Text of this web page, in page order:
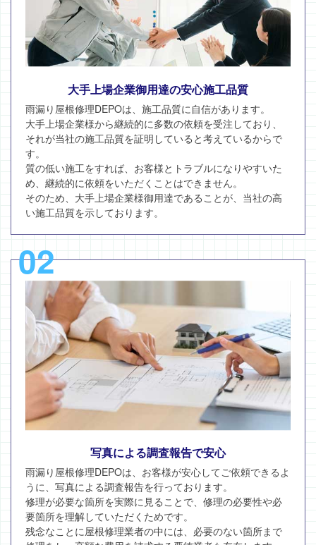
大手上場企業御用達の安心施工品質
雨漏り屋根修理DEPOは、施工品質に自信があります。
大手上場企業様から継続的に多数の依頼を受注しており、
それが当社の施工品質を証明していると考えているからで
す。
質の低い施工をすれば、お客様とトラブルになりやすいた
め、継続的に依頼をいただくことはできません。
そのため、大手上場企業様御用達であることが、当社の高
い施工品質を示しております。
02
写真による調査報告で安心
雨漏り屋根修理DEPOは、お客様が安心してご依頼できるよ
うに、写真による調査報告を行っております。
修理が必要な箇所を実際に見ることで、修理の必要性や必
要箇所を理解していただくためです。
残念なことに屋根修理業者の中には、必要のない箇所まで